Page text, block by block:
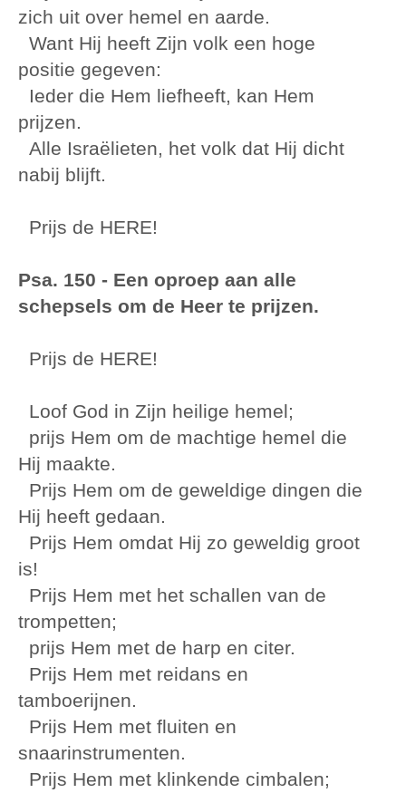
zich uit over hemel en aarde.
Want Hij heeft Zijn volk een hoge
positie gegeven:
Ieder die Hem liefheeft, kan Hem
prijzen.
Alle Israëlieten, het volk dat Hij dicht
nabij blijft.
Prijs de HERE!
Psa. 150 - Een oproep aan alle
schepsels om de Heer te prijzen.
Prijs de HERE!
Loof God in Zijn heilige hemel;
prijs Hem om de machtige hemel die
Hij maakte.
Prijs Hem om de geweldige dingen die
Hij heeft gedaan.
Prijs Hem omdat Hij zo geweldig groot
is!
Prijs Hem met het schallen van de
trompetten;
prijs Hem met de harp en citer.
Prijs Hem met reidans en
tamboerijnen.
Prijs Hem met fluiten en
snaarinstrumenten.
Prijs Hem met klinkende cimbalen;